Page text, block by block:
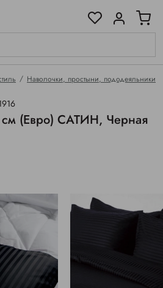
Наволочки, простыни, пододеяльники
(Евро) САТИН, Черная